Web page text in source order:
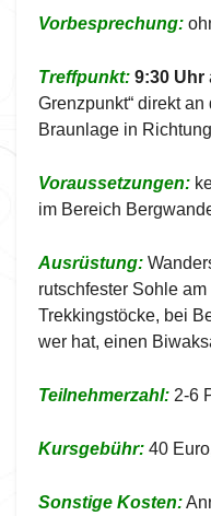
Vorbesprechung:
Treffpunkt: 9:30 Uhr
Grenzpunkt“ direkt
Braunlage in
Voraussetzungen:
im Bereich
Ausrüstung:
rutschfester Sohle
Trekkingstöcke, bei
wer hat, einen
Teilnehmerzahl: 2-6
Kursgebühr: 40
Sonstige Kosten: